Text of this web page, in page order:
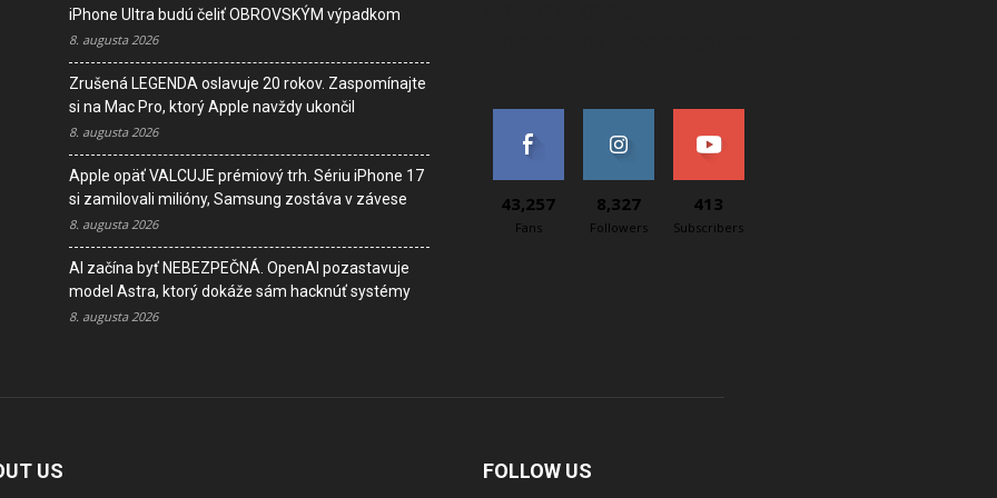
iPhone Ultra budú čeliť OBROVSKÝM výpadkom
8. augusta 2026
Zrušená LEGENDA oslavuje 20 rokov. Zaspomínajte
si na Mac Pro, ktorý Apple navždy ukončil
8. augusta 2026
Apple opäť VALCUJE prémiový trh. Sériu iPhone 17
si zamilovali milióny, Samsung zostáva v závese
8. augusta 2026
AI začína byť NEBEZPEČNÁ. OpenAI pozastavuje
model Astra, ktorý dokáže sám hacknúť systémy
8. augusta 2026
43,257
Fans
8,327
Followers
413
Subscribers
US FOLLOW US